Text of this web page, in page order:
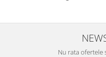
Nu rata ofertele